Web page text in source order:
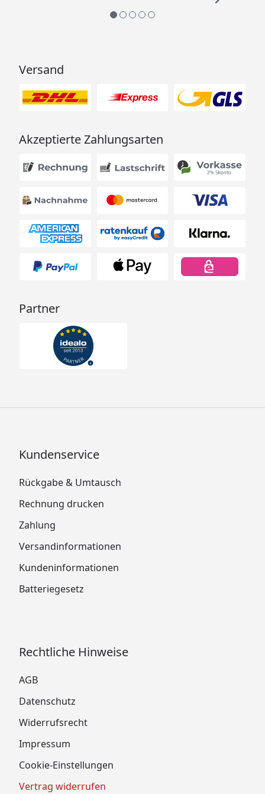
Versand
Akzeptierte Zahlungsarten
Partner
Kundenservice
Rückgabe & Umtausch
Rechnung drucken
Zahlung
Versandinformationen
Kundeninformationen
Batteriegesetz
Rechtliche Hinweise
AGB
Datenschutz
Widerrufsrecht
Impressum
Cookie-Einstellungen
Vertrag widerrufen